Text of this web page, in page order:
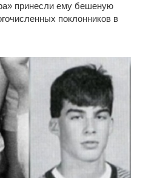
принесли ему бешеную
поклонников в